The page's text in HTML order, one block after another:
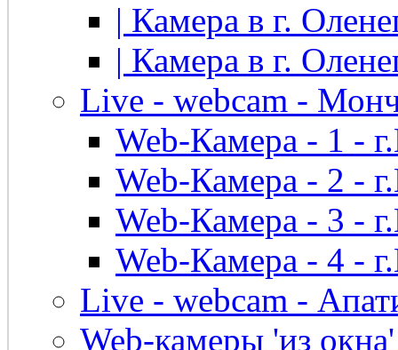
| Камера в г.
| Камера в г.
Live - webcam -
Web-Камера - 1 -
Web-Камера - 2 -
Web-Камера - 3 -
Web-Камера - 4 -
Live - webcam -
Web-камеры 'из